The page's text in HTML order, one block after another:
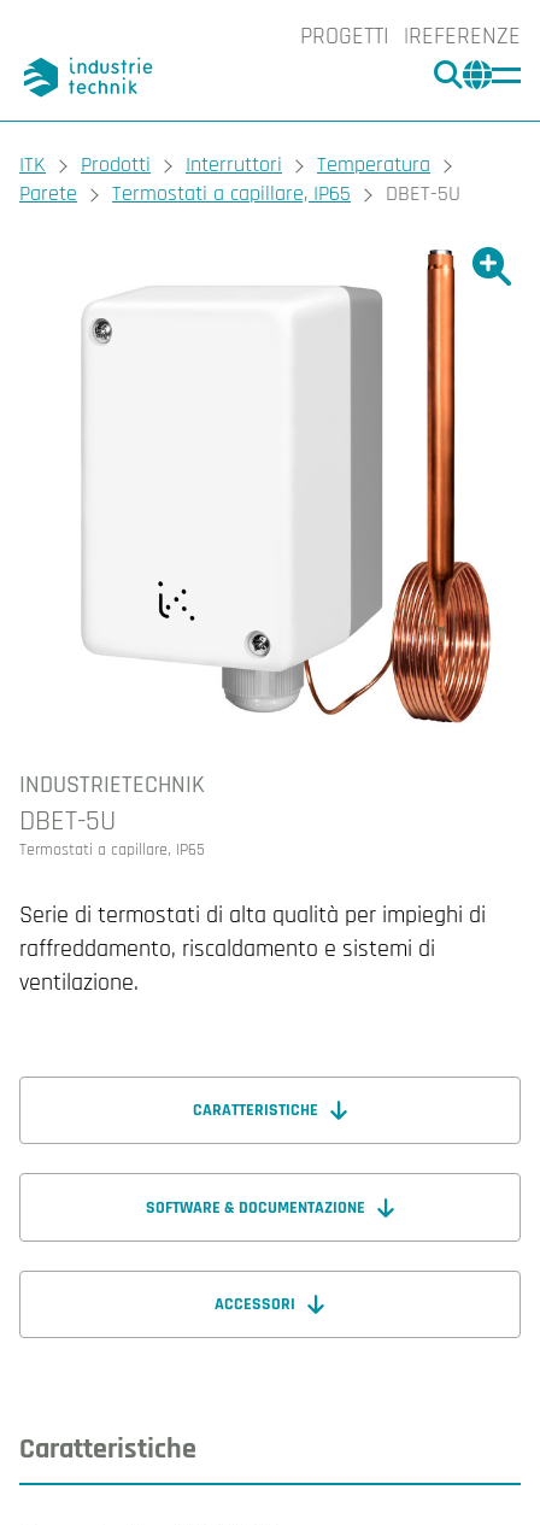
PROGETTI REFERENZE
CERCA
You are here:
ITK Prodotti Interruttori
Temperatura
Parete
Termostati a capillare, IP65 DBET-5U
INDUSTRIETECHNIK
DBET-5U
Termostati a capillare, IP65
Serie di termostati di alta qualità per impieghi di
raffreddamento, riscaldamento e sistemi di
ventilazione.
CARATTERISTICHE
SOFTWARE & DOCUMENTAZIONE
ACCESSORI
Caratteristiche